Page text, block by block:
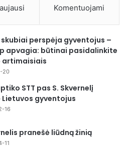
Komentuojami
perspėja gyventojus –
apvagia: būtinai pasidalinkite
artimaisiais
20
STT pas S. Skvernelį
Lietuvos gyventojus
16
pranešė liūdną žinią
11